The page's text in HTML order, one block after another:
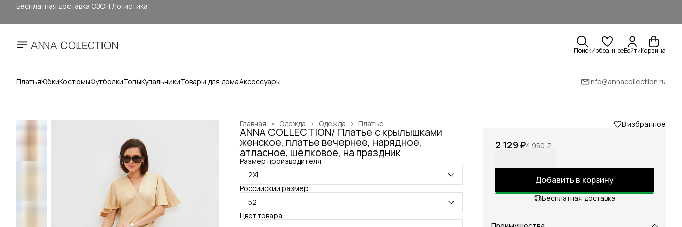
Бесплатная доставка ОЗОН Логистика
ПоискИзбранноеВойтиКорзина
ПлатьяЮбкиКостюмыФутболкиТопыКупальникиТовары для домаАксессуары info@annacollection.ru
Платье
Одежда ›
Одежда ›
Главная ›
ANNA COLLECTION/ Платье с крылышками
женское, платье вечернее, нарядное,
атласное, шёлковое, на праздник
Размер производителя
2XL
Российский размер
52
Цвет товара
В избранное
2 129 ₽4 950 ₽
Добавить в корзину
Бесплатная доставка